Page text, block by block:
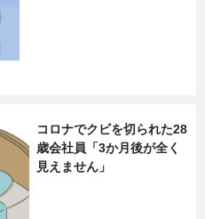
コロナでクビを切られた28
歳会社員「3か月後が全く
見えません」